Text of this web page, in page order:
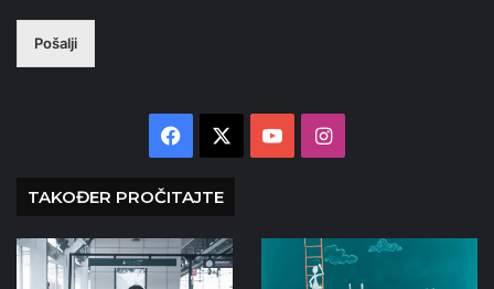
Pošalji
Facebook YouTubeInstagram
TAKOĐER PROČITAJTE